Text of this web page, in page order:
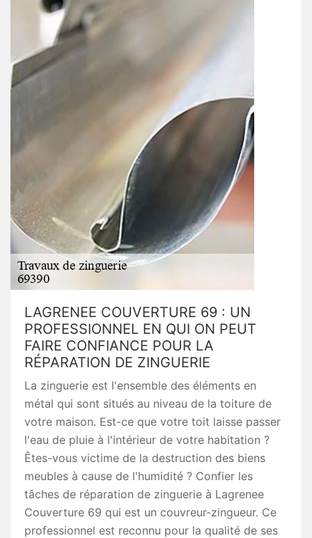
LAGRENEE COUVERTURE 69 : UN
PROFESSIONNEL EN QUI ON PEUT
FAIRE CONFIANCE POUR LA
RÉPARATION DE ZINGUERIE
La zinguerie est l'ensemble des éléments en
métal qui sont situés au niveau de la toiture de
votre maison. Est-ce que votre toit laisse passer
l'eau de pluie à l'intérieur de votre habitation ?
Êtes-vous victime de la destruction des biens
meubles à cause de l'humidité ? Confier les
tâches de réparation de zinguerie à Lagrenee
Couverture 69 qui est un couvreur-zingueur. Ce
professionnel est reconnu pour la qualité de ses